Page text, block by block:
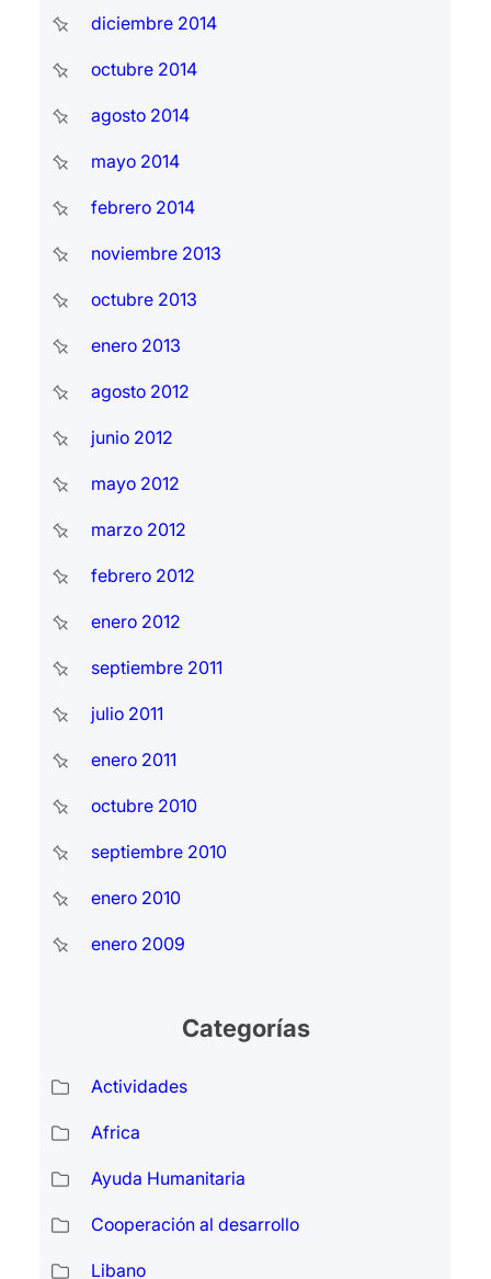
diciembre 2014
octubre 2014
agosto 2014
mayo 2014
febrero 2014
noviembre 2013
octubre 2013
enero 2013
agosto 2012
junio 2012
mayo 2012
marzo 2012
febrero 2012
enero 2012
septiembre 2011
julio 2011
enero 2011
octubre 2010
septiembre 2010
enero 2010
enero 2009
Categorías
Actividades
Africa
Ayuda Humanitaria
Cooperación al desarrollo
Libano